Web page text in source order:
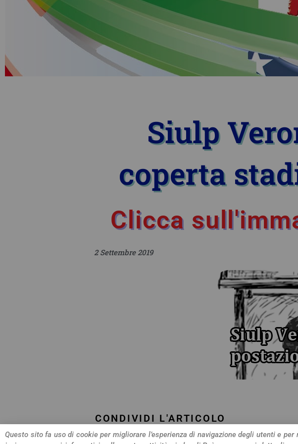
Siulp
coperta
Clicca
2 Settembre 2019
CONDIVIDI L'ARTICOLO
Questo sito fa uso di cookie per migliorare l’esperienza di navigazione degli utenti e